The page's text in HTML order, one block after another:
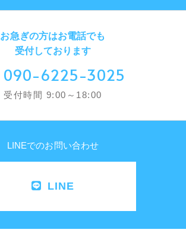
お急ぎの方はお電話でも
受付しております
090-6225-3025
受付時間 9:00～18:00
LINEでのお問い合わせ
LINE